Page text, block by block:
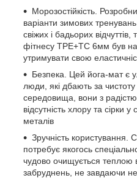
Морозостійкість.
варіанти зимових
свіжих і бадьорих
фітнесу TPE+TC 6мм був
утримувати свою
Безпека. Цей йога-мат є
люди, які дбають за
середовища, вони з
відсутність хлору та сірки
металів
Зручність користування.
потребує якогось
чудово очищується теплою
забруднень, не завдаючи